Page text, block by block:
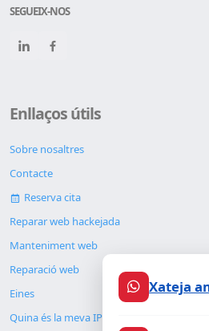
SEGUEIX-NOS
Enllaços útils
Sobre nosaltres
Contacte
Reserva cita
Reparar web hackejada
Manteniment web
Reparació web
Eines
Quina és la meva IP
Xateja